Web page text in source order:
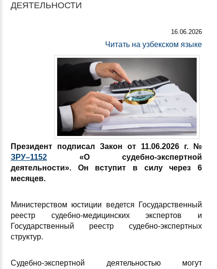
ДЕЯТЕЛЬНОСТИ
16.06.2026
Читать на узбекском языке
Президент подписал Законот 11.06.2026 г.
№
ЗРУ–1152
«О судебно-экспертной
деятельности». Он вступит в силу через 6
месяцев.
Министерством юстиции ведется Государственный
реестр судебно-медицинских экспертов и
Государственный реестр судебно-экспертных
структур.
Судебно-экспертной деятельностью могут